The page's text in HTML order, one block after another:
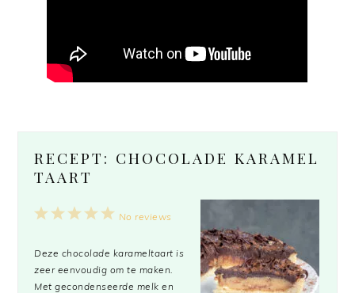
RECEPT: CHOCOLADE KARAMEL
TAART
5
4
3
2
1
No reviews
Deze chocolade karameltaart is
zeer eenvoudig om te maken.
Met gecondenseerde melk en